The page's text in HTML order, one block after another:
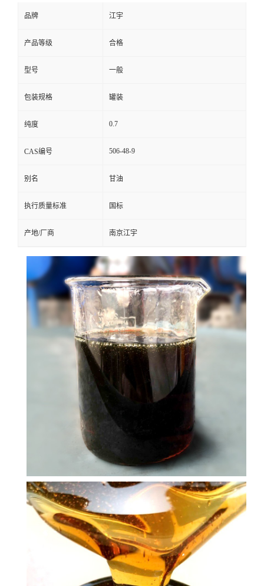
品牌 江宇
产品等级 合格
型号 一般
包装规格 罐装
纯度 0.7
CAS编号 506-48-9
别名 甘油
执行质量标准 国标
产地/厂商 南京江宇